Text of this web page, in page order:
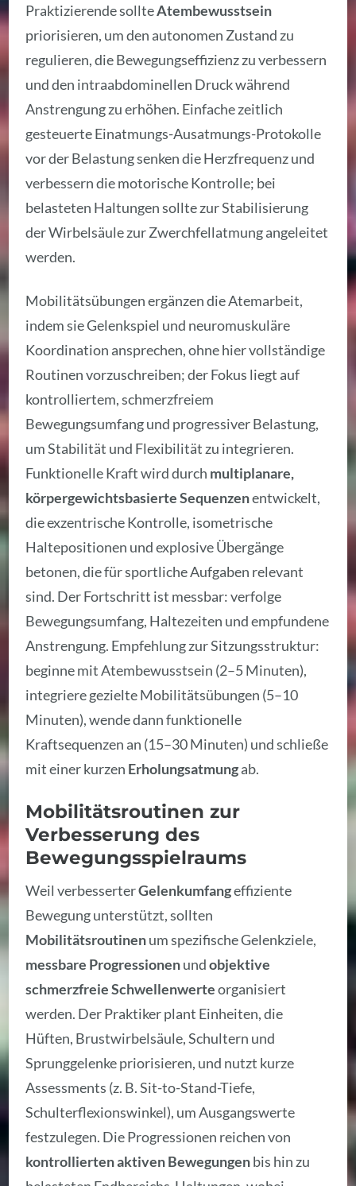
Praktizierende sollteAtembewusstsein
priorisieren, um den autonomen Zustand zu
regulieren, die Bewegungseffizienz zu verbessern
und den intraabdominellen Druck während
Anstrengung zu erhöhen. Einfache zeitlich
gesteuerte Einatmungs-Ausatmungs-Protokolle
vor der Belastung senken die Herzfrequenz und
verbessern die motorische Kontrolle; bei
belasteten Haltungen sollte zur Stabilisierung
der Wirbelsäule zur Zwerchfellatmung angeleitet
werden.
Mobilitätsübungen ergänzen die Atemarbeit,
indem sie Gelenkspiel und neuromuskuläre
Koordination ansprechen, ohne hier vollständige
Routinen vorzuschreiben; der Fokus liegt auf
kontrolliertem, schmerzfreiem
Bewegungsumfang und progressiver Belastung,
um Stabilität und Flexibilität zu integrieren.
Funktionelle Kraft wird durch multiplanare,
körpergewichtsbasierte Sequenzenentwickelt,
die exzentrische Kontrolle, isometrische
Haltepositionen und explosive Übergänge
betonen, die für sportliche Aufgaben relevant
sind. Der Fortschritt ist messbar: verfolge
Bewegungsumfang, Haltezeiten und empfundene
Anstrengung. Empfehlung zur Sitzungsstruktur:
beginne mit Atembewusstsein (2–5 Minuten),
integriere gezielte Mobilitätsübungen (5–10
Minuten), wende dann funktionelle
Kraftsequenzen an (15–30 Minuten) und schließe
mit einer kurzen Erholungsatmungab.
Mobilitätsroutinen zur
Verbesserung des
Bewegungsspielraums
Weil verbesserterGelenkumfangeffiziente
Bewegung unterstützt, sollten
Mobilitätsroutinenum spezifische Gelenkziele,
messbare Progressionenundobjektive
schmerzfreie Schwellenwerteorganisiert
werden. Der Praktiker plant Einheiten, die
Hüften, Brustwirbelsäule, Schultern und
Sprunggelenke priorisieren, und nutzt kurze
Assessments (z. B. Sit-to-Stand-Tiefe,
Schulterflexionswinkel), um Ausgangswerte
festzulegen. Die Progressionen reichen von
kontrollierten aktiven Bewegungenbis hin zu